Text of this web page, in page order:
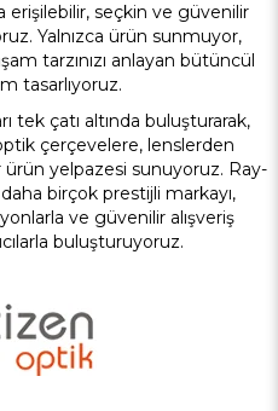
erişilebilir, seçkin ve güvenilir
Yalnızca ürün sunmuyor,
tarzınızı anlayan bütüncül
tasarlıyoruz.
tek çatı altında buluşturarak,
çerçevelere, lenslerden
ürün yelpazesi sunuyoruz. Ray-
birçok prestijli markayı,
ve güvenilir alışveriş
buluşturuyoruz.
minimal ve cesur tasarım
ve tamamlayıcı bir parçası
için ise konfor, dayanıklılık
tutarak farklı yüz tiplerine ve